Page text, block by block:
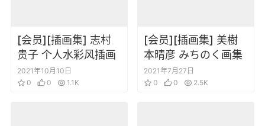
[会员][插画集] 志村
贵子 个人水彩风插画
2021年10月10日
0
0 1.1K
[会员][插画集] 美樹
本晴彦 みちのく画集
2021年7月27日
0
0 2.5K